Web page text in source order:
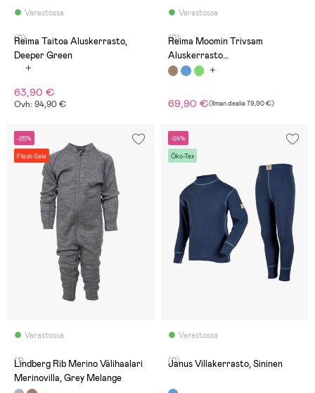
Varastossa
(0)
Reima Taitoa Aluskerrasto,
Deeper Green
63,90 €
Ovh: 94,90 €
Varastossa
(0)
Reima Moomin Trivsam
Aluskerrasto
Merinovillasekoite, Rose Blush
69,90 €(Ilman dealia79,90 €)
-25%
Flash Sale
Varastossa
(1)
Lindberg Rib Merino Välihaalari
Merinovilla, Grey Melange
-24%
Öko-Tex
Varastossa
(0)
Janus Villakerrasto, Sininen